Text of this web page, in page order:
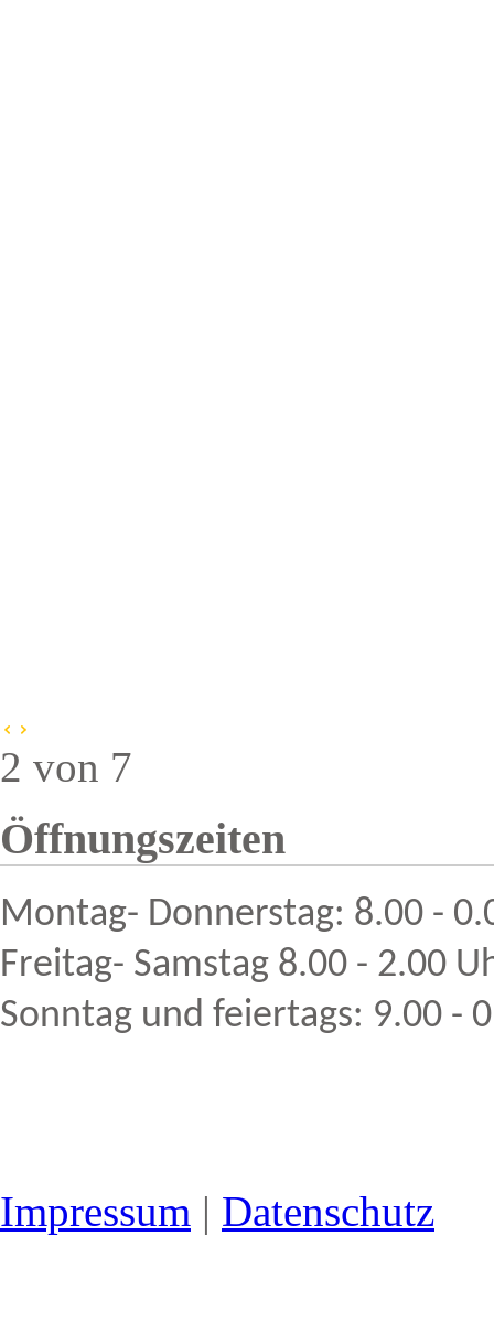
2 von 7
Öffnungszeiten
Montag- Donnerstag: 8.00 -
Freitag- Samstag 8.00 - 2.00
Sonntag und feiertags: 9.00 -
Impressum | Datenschutz